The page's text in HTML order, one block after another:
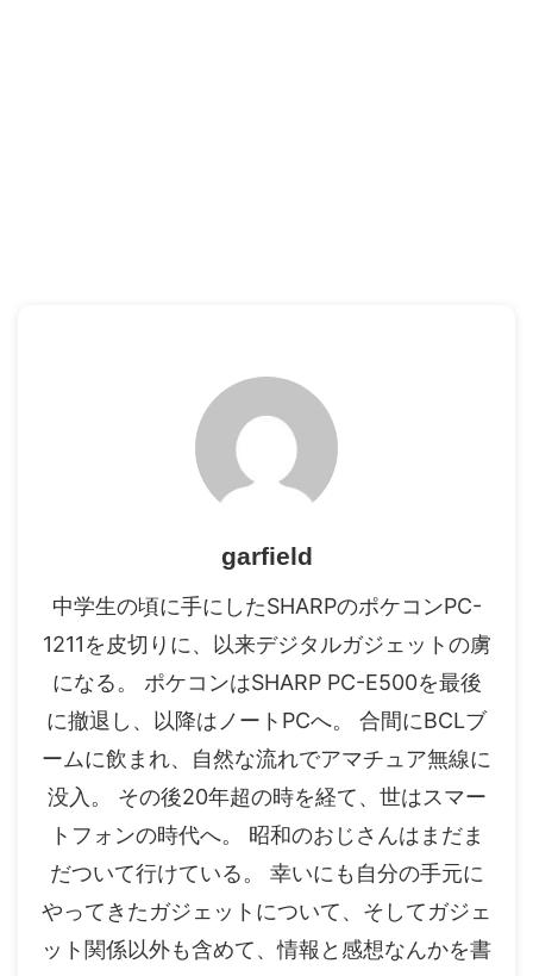
garfield
中学生の頃に手にしたSHARPのポケコンPC-
1211を皮切りに、以来デジタルガジェットの虜
になる。 ポケコンはSHARP PC-E500を最後
に撤退し、以降はノートPCへ。 合間にBCLブ
ームに飲まれ、自然な流れでアマチュア無線に
没入。 その後20年超の時を経て、世はスマー
トフォンの時代へ。 昭和のおじさんはまだま
だついて行けている。 幸いにも自分の手元に
やってきたガジェットについて、そしてガジェ
ット関係以外も含めて、情報と感想なんかを書